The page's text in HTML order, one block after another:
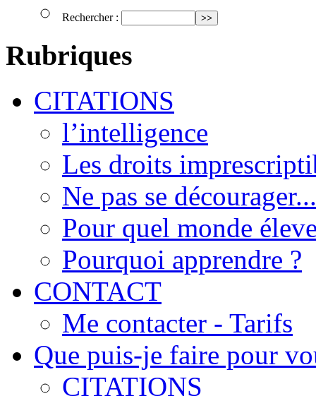
Rechercher :
Rubriques
CITATIONS
l’intelligence
Les droits
Ne pas se décourager...
Pour quel monde
Pourquoi apprendre ?
CONTACT
Me contacter - Tarifs
Que puis-je faire pour
CITATIONS